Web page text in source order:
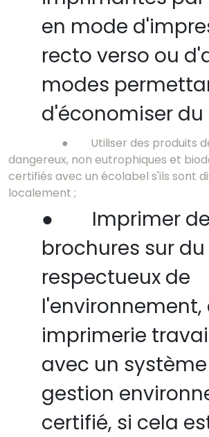
en mode
recto verso ou
modes
d'économiser du
●
Utiliser des produits
dangereux, non eutrophiques et
certifiés avec un écolabel s'ils sont
localement ;
●
Imprimer
brochures sur
respectueux de
l'environnement,
imprimerie
avec un
gestion
certifié, si cela